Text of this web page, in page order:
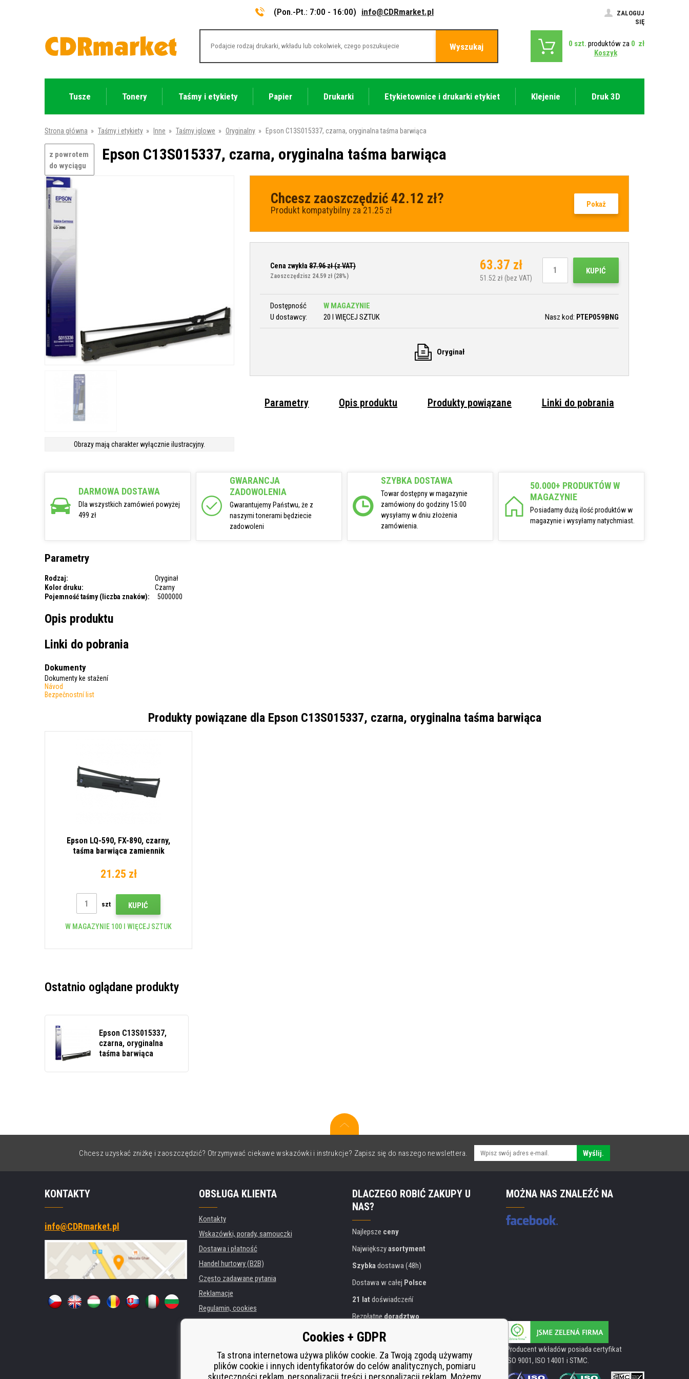
(Pon.-Pt.: 7:00 - 16:00) info@CDRmarket.pl
ZALOGUJ
SIĘ
Wyszukaj 0 szt. produktów za 0 zł
Koszyk
Tusze Tonery Taśmy i etykiety Papier Drukarki Etykietownice i drukarki etykiet Klejenie Druk 3D
Strona główna » Taśmy i etykiety » Inne » Taśmy iglowe » Oryginalny » Epson C13S015337, czarna, oryginalna taśma barwiąca
z powrotem
do wyciągu
Epson C13S015337, czarna, oryginalna taśma barwiąca
Obrazy mają charakter wyłącznie ilustracyjny.
Chcesz zaoszczędzić 42.12 zł?
Produkt kompatybilny za 21.25 zł
Pokaż
Cena zwykła 87.96zł (z VAT)
Zaoszczędzisz 24.59 zł (28%)
63.37 zł
51.52 zł (bez VAT)
KUPIĆ
Dostępność
W MAGAZYNIE
U dostawcy:
20 I WIĘCEJ SZTUK Nasz kod: PTEP059BNG
Oryginał
Parametry Opis produktu Produkty powiązane Linki do pobrania
DARMOWA DOSTAWA
Dla wszystkich zamówień powyżej
499 zł
GWARANCJA
ZADOWOLENIA
Gwarantujemy Państwu, że z
naszymi tonerami będziecie
zadowoleni
SZYBKA DOSTAWA
Towar dostępny w magazynie
zamówiony do godziny 15:00
wysyłamy w dniu złożenia
zamówienia.
50.000+ PRODUKTÓW W
MAGAZYNIE
Posiadamy dużą ilość produktów w
magazynie i wysyłamy natychmiast.
Parametry
Rodzaj:
Oryginał
Kolor druku:
Czarny
Pojemność taśmy (liczba znaków):
5000000
Opis produktu
Linki do pobrania
Dokumenty
Dokumenty ke stažení
Návod
Bezpečnostní list
Produkty powiązane dla Epson C13S015337, czarna, oryginalna taśma barwiąca
Epson LQ-590, FX-890, czarny,
taśma barwiąca zamiennik
21.25 zł
szt KUPIĆ
W MAGAZYNIE 100 I WIĘCEJ SZTUK
Ostatnio oglądane produkty
Epson C13S015337,
czarna, oryginalna
taśma barwiąca
Chcesz uzyskać zniżkę i zaoszczędzić? Otrzymywać ciekawe wskazówki i instrukcje? Zapisz się do naszego newslettera. Wyślij.
KONTAKTY
info@CDRmarket.pl
OBSŁUGA KLIENTA
Kontakty
Wskazówki, porady, samouczki
Dostawa i płatność
Handel hurtowy (B2B)
Często zadawane pytania
Reklamacje
Regulamin, cookies
Wynajem drukarek
Wydajność zastępcza
DLACZEGO ROBIĆ ZAKUPY U
NAS?
Najlepsze ceny
Największyasortyment
Szybkadostawa (48h)
Dostawa w całej Polsce
21 lat doświadczeńí
Bezpłatnedoradztwo
Przyjazne podejście
Złoty certyfikat
Heureka
Bezpiecznepłatności online
MOŻNA NAS ZNALEŹĆ NA
Producent wkładów posiada certyfikat
ISO 9001, ISO 14001 i STMC.
Cookies + GDPR
Ta strona internetowa używa plików cookie. Za Twoją zgodą używamy
plików cookie i innych identyfikatorów do celów analitycznych, pomiaru
skuteczności reklam, personalizacji treści i personalizacji reklam. Możemy